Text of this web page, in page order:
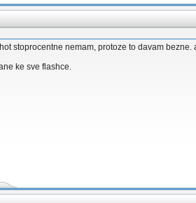
stoprocentne nemam, protoze to davam
ke sve flashce.